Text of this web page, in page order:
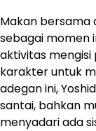
Makan bersama
sebagai momen
aktivitas
karakter untuk
adegan ini,
santai, bahkan
menyadari ada